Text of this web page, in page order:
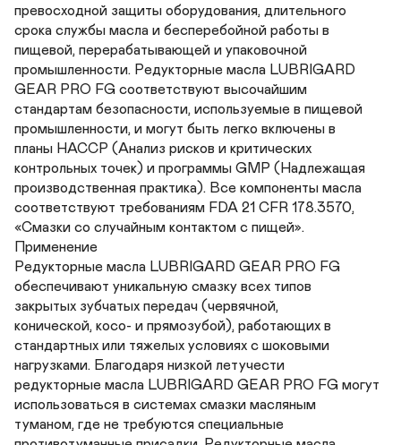
превосходной защиты оборудования, длительного
срока службы масла и бесперебойной работы в
пищевой, перерабатывающей и упаковочной
промышленности. Редукторные масла LUBRIGARD
GEAR PRO FG соответствуют высочайшим
стандартам безопасности, используемые в пищевой
промышленности, и могут быть легко включены в
планы HACCP (Анализ рисков и критических
контрольных точек) и программы GMP (Надлежащая
производственная практика). Все компоненты масла
соответствуют требованиям FDA 21 CFR 178.3570,
«Смазки со случайным контактом с пищей».
Применение
Редукторные масла LUBRIGARD GEAR PRO FG
обеспечивают уникальную смазку всех типов
закрытых зубчатых передач (червячной,
конической, косо- и прямозубой), работающих в
стандартных или тяжелых условиях с шоковыми
нагрузками. Благодаря низкой летучести
редукторные масла LUBRIGARD GEAR PRO FG могут
использоваться в системах смазки масляным
туманом, где не требуются специальные